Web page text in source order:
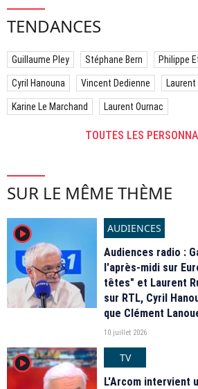
TENDANCES
Guillaume Pley Stéphane Bern Philippe
Cyril Hanouna Vincent Dedienne Laurent
Karine Le Marchand Laurent Ournac
TOUTES LES
SUR LE MÊME THÈME
player2
AUDIENCES
Audiences radio :
l'après-midi sur
têtes" et Laurent
sur RTL, Cyril
que Clément
10 juillet 2026
player2
TV
L'Arcom intervient